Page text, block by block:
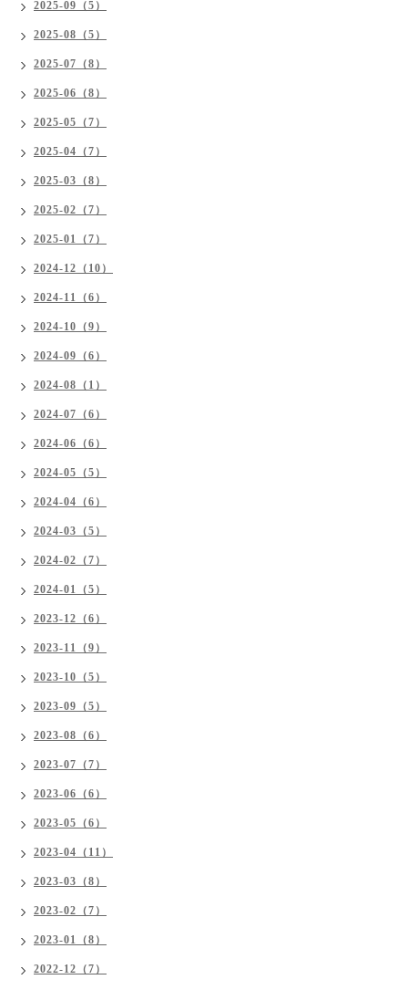
2025-09（5）
2025-08（5）
2025-07（8）
2025-06（8）
2025-05（7）
2025-04（7）
2025-03（8）
2025-02（7）
2025-01（7）
2024-12（10）
2024-11（6）
2024-10（9）
2024-09（6）
2024-08（1）
2024-07（6）
2024-06（6）
2024-05（5）
2024-04（6）
2024-03（5）
2024-02（7）
2024-01（5）
2023-12（6）
2023-11（9）
2023-10（5）
2023-09（5）
2023-08（6）
2023-07（7）
2023-06（6）
2023-05（6）
2023-04（11）
2023-03（8）
2023-02（7）
2023-01（8）
2022-12（7）